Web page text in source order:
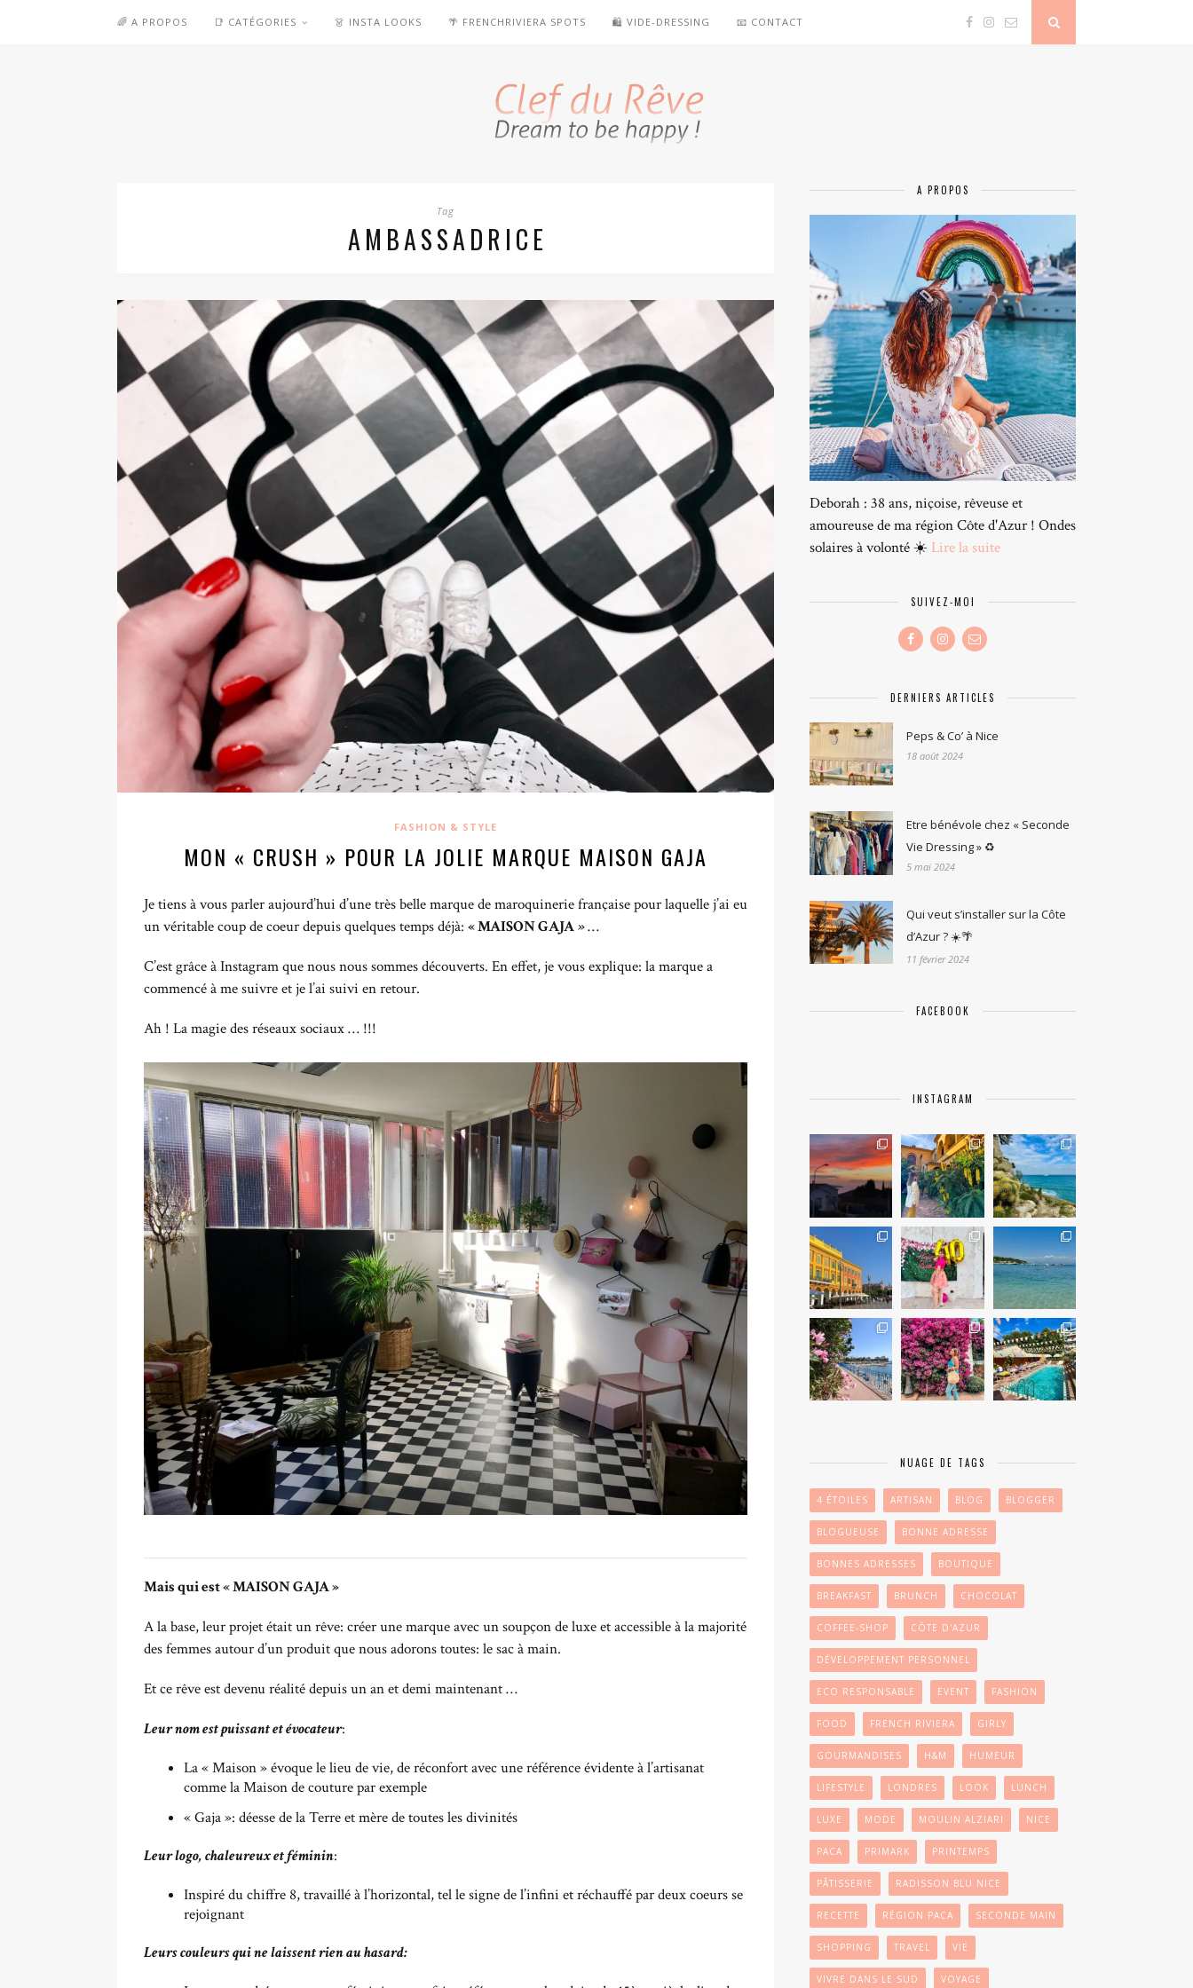
🌈 A PROPOS 📑 CATÉGORIES 👗 INSTA LOOKS 🌴 FRENCHRIVIERA SPOTS 🛍️ VIDE-DRESSING 📧 CONTACT
Tag
AMBASSADRICE
FASHION & STYLE
MON « CRUSH » POUR LA JOLIE MARQUE MAISON GAJA
Je tiens à vous parler aujourd’hui d’une très belle marque de maroquinerie française pour laquelle j’ai eu
un véritable coup de coeur depuis quelques temps déjà: « MAISON GAJA»…
C’est grâce à Instagram que nous nous sommes découverts. En effet, je vous explique: la marque a
commencé à me suivre et je l’ai suivi en retour.
Ah ! La magie des réseaux sociaux … !!!
Mais qui est « MAISON GAJA »
A la base, leur projet était un rêve: créer une marque avec un soupçon de luxe et accessible à la majorité
des femmes autour d’un produit que nous adorons toutes: le sac à main.
Et ce rêve est devenu réalité depuis un an et demi maintenant …
Leur nom est puissant et évocateur:
La « Maison » évoque le lieu de vie, de réconfort avec une référence évidente à l’artisanat
comme la Maison de couture par exemple
« Gaja »: déesse de la Terre et mère de toutes les divinités
Leur logo, chaleureux et féminin:
Inspiré du chiffre 8, travaillé à l’horizontal, tel le signe de l’infini et réchauffé par deux coeurs se
rejoignant
Leurs couleurs qui ne laissent rien au hasard:
A PROPOS
Deborah : 38 ans, niçoise, rêveuse et
amoureuse de ma région Côte d'Azur ! Ondes
solaires à volonté ☀️ Lire la suite
SUIVEZ-MOI
DERNIERS ARTICLES
Peps & Co’ à Nice
18 août 2024
Etre bénévole chez « Seconde
Vie Dressing » ♻️
5 mai 2024
Qui veut s’installer sur la Côte
d’Azur ? ☀️🌴
11 février 2024
FACEBOOK
INSTAGRAM
NUAGE DE TAGS
4 ÉTOILES ARTISAN BLOG BLOGGER
BLOGUEUSE BONNE ADRESSE
BONNES ADRESSES BOUTIQUE
BREAKFAST BRUNCH CHOCOLAT
COFFEE-SHOP CÔTE D'AZUR
DÉVELOPPEMENT PERSONNEL
ECO RESPONSABLE EVENT FASHION
FOOD FRENCH RIVIERA GIRLY
GOURMANDISES H&M HUMEUR
LIFESTYLE LONDRES LOOK LUNCH
LUXE MODE MOULIN ALZIARI NICE
PACA PRIMARK PRINTEMPS
PÂTISSERIE RADISSON BLU NICE
RECETTE RÉGION PACA SECONDE MAIN
SHOPPING TRAVEL VIE
VIVRE DANS LE SUD VOYAGE